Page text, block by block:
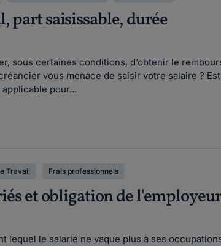
part saisissable, durée
sous certaines conditions, d’obtenir le
vous menace de saisir votre salaire ?
pour...
Travail Frais professionnels
et obligation de l'employeur
le salarié ne vaque plus à ses